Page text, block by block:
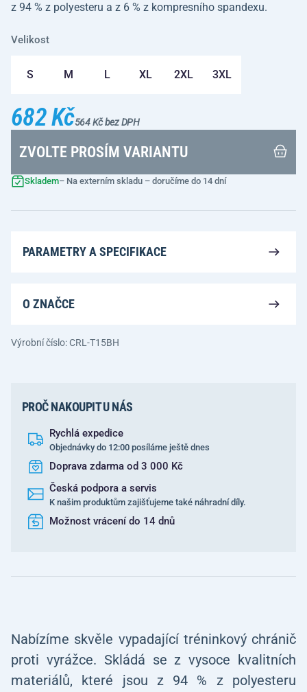
z 94 % z polyesteru a z 6 % z kompresního spandexu.
Velikost
S M L XL 2XL 3XL
682 Kč564 Kč bez DPH
ZVOLTE PROSÍM VARIANTU
Skladem– Na externím skladu – doručíme do 14 dní
PARAMETRY A SPECIFIKACE
O ZNAČCE
Výrobní číslo: CRL-T15BH
PROČ NAKOUPIT U NÁS
Rychlá expedice
Objednávky do 12:00 posíláme ještě dnes
Doprava zdarma od 3 000 Kč
Česká podpora a servis
K našim produktům zajišťujeme také náhradní díly.
Možnost vrácení do 14 dnů
Nabízíme skvěle vypadající tréninkový chránič
proti vyrážce. Skládá se z vysoce kvalitních
materiálů, které jsou z 94 % z polyesteru